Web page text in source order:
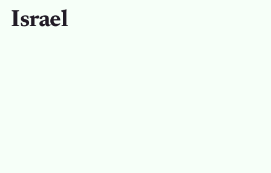
Israel